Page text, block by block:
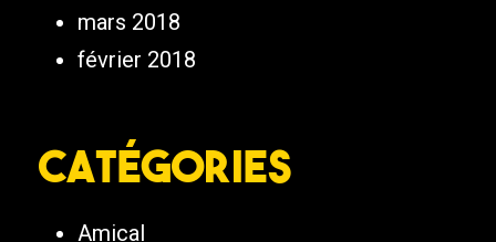
mars 2018
février 2018
Catégories
Amical